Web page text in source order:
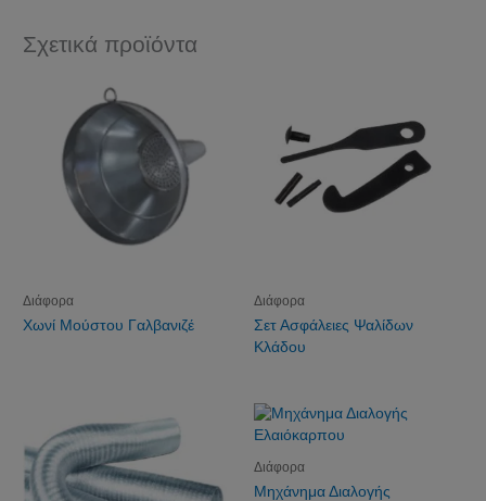
Σχετικά προϊόντα
Διάφορα
Χωνί Μούστου Γαλβανιζέ
Διάφορα
Σετ Ασφάλειες Ψαλίδων
Κλάδου
Διάφορα
Μηχάνημα Διαλογής